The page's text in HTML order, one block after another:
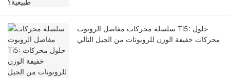
سلسلة محركات مفاصل الروبوت Ti5: حلول
محركات خفيفة الوزن للروبوتات من الجيل التالي